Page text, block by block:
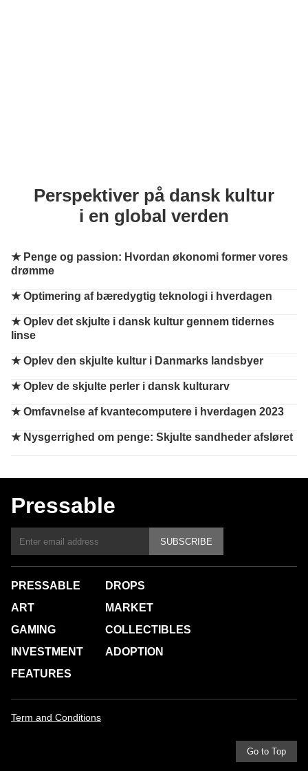
Perspektiver på dansk kultur
i en global verden
★ Penge og passion: Hvordan økonomi former vores
drømme
★Optimering af bæredygtig teknologi i hverdagen
★Oplev det skjulte i dansk kultur gennem tidernes
linse
★Oplev den skjulte kultur i Danmarks landsbyer
★Oplev de skjulte perler i dansk kulturarv
★Omfavnelse af kvantecomputere i hverdagen 2023
★ Nysgerrighed om penge: Skjulte sandheder afsløret
Pressable
SUBSCRIBE
PRESSABLE
ART
GAMING
INVESTMENT
FEATURES
DROPS
MARKET
COLLECTIBLES
ADOPTION
Term and Conditions
Go to Top